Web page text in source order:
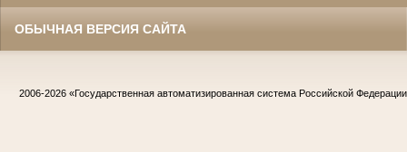
ОБЫЧНАЯ ВЕРСИЯ САЙТА
2006-2026 «Государственная автоматизированная система Российской